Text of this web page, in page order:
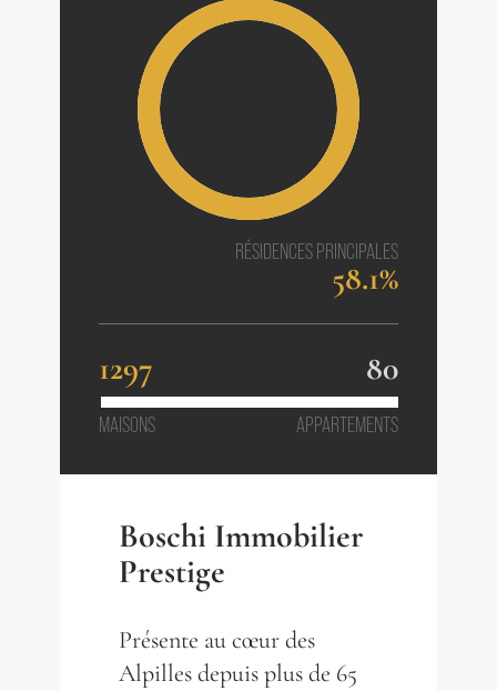
RÉSIDENCES PRINCIPALES
58.1%
1297 80
MAISONS APPARTEMENTS
Boschi Immobilier
Prestige
Présente au cœur des
Alpilles depuis plus de 65